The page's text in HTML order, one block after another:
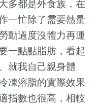
多都是外食族，在
一忙除了需要熱量
動過度沒體力再運
一點點脂肪，看起
。就我自己親身體
凍溶脂的實際效果
指數也很高，相較